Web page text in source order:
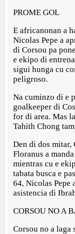
PROME GOL
E africanonan a
Nicolas Pepe a
di Corsou pa
e ekipo di
sigui hunga cu
peligroso.
Na cuminzo di e
goalkeeper di
for di area. Mas
Tahith Chong
Den di dos mitar,
Floranus a
mientras cu e
tabata busca e
64, Nicolas Pepe
asistencia di
CORSOU NO A
Corsou no a laga